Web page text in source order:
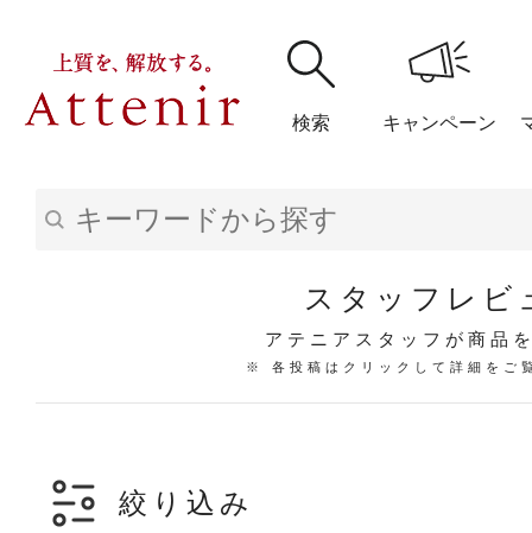
検索 キャンペーン
アテニア
スタッフレビ
アテニアスタッフが商品
※ 各投稿はクリックして詳細をご
絞り込み